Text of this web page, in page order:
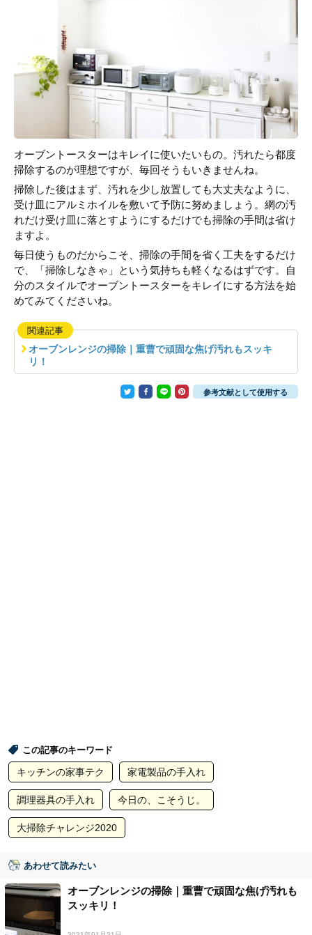
オーブントースターはキレイに使いたいもの。汚れたら都度
掃除するのが理想ですが、毎回そうもいきませんね。
掃除した後はまず、汚れを少し放置しても大丈夫なように、
受け皿にアルミホイルを敷いて予防に努めましょう。網の汚
れだけ受け皿に落とすようにするだけでも掃除の手間は省け
ますよ。
毎日使うものだからこそ、掃除の手間を省く工夫をするだけ
で、「掃除しなきゃ」という気持ちも軽くなるはずです。自
分のスタイルでオーブントースターをキレイにする方法を始
めてみてくださいね。
関連記事
オーブンレンジの掃除｜重曹で頑固な焦げ汚れもスッキ
リ！
参考文献として使用する
この記事のキーワード
キッチンの家事テク 家電製品の手入れ
調理器具の手入れ 今日の、こそうじ。
大掃除チャレンジ2020
あわせて読みたい
オーブンレンジの掃除｜重曹で頑固な焦げ汚れも
スッキリ！